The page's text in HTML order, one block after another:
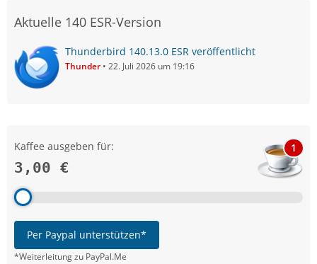
Aktuelle 140 ESR-Version
Thunderbird 140.13.0 ESR veröffentlicht
Thunder 22. Juli 2026 um 19:16
Kaffee ausgeben für:
3,00 €
1
Per Paypal unterstützen*
*Weiterleitung zu PayPal.Me